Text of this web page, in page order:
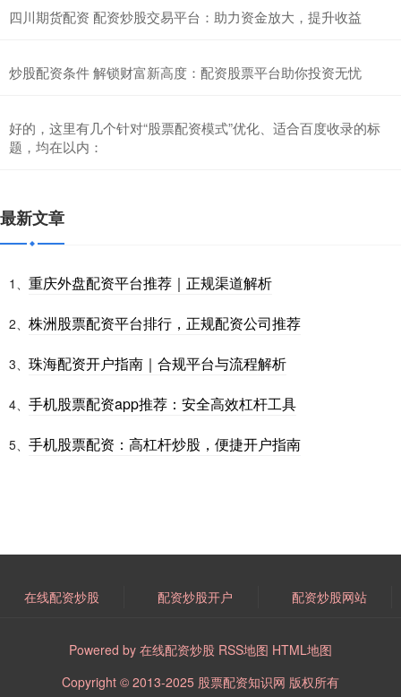
四川期货配资 配资炒股交易平台：助力资金放大，提升收益
炒股配资条件 解锁财富新高度：配资股票平台助你投资无忧
好的，这里有几个针对“股票配资模式”优化、适合百度收录的标
题，均在以内：
最新文章
1、 重庆外盘配资平台推荐｜正规渠道解析
2、 株洲股票配资平台排行，正规配资公司推荐
3、 珠海配资开户指南｜合规平台与流程解析
4、 手机股票配资app推荐：安全高效杠杆工具
5、 手机股票配资：高杠杆炒股，便捷开户指南
在线配资炒股 配资炒股开户 配资炒股网站
Powered by 在线配资炒股 RSS地图 HTML地图
Copyright © 2013-2025 股票配资知识网 版权所有